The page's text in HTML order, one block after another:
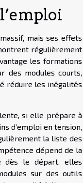
mais ses effets
régulièrement
les formations
des modules courts,
réduire les inégalités
si elle prépare à
d’emploi en tension,
la liste des
dépend de la
dès le départ, elles
sur des outils